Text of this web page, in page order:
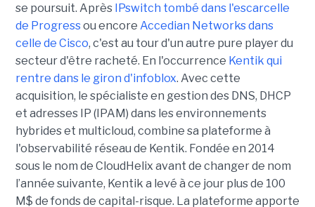
se poursuit. Après IPswitch tombé dans l'escarcelle
de Progressou encore Accedian Networks dans
celle de Cisco, c'est au tour d'un autre pure player du
secteur d'être racheté. En l'occurrence Kentik qui
rentre dans le giron d'infoblox. Avec cette
acquisition, le spécialiste en gestion des DNS, DHCP
et adresses IP (IPAM) dans les environnements
hybrides et multicloud, combine sa plateforme à
l'observabilité réseau de Kentik. Fondée en 2014
sous le nom de CloudHelix avant de changer de nom
l’année suivante, Kentik a levé à ce jour plus de 100
M$ de fonds de capital-risque. La plateforme apporte